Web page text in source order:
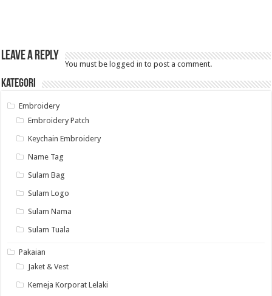
Leave a Reply
You must be logged in to post a comment.
Kategori
Embroidery
Embroidery Patch
Keychain Embroidery
Name Tag
Sulam Bag
Sulam Logo
Sulam Nama
Sulam Tuala
Pakaian
Jaket & Vest
Kemeja Korporat Lelaki